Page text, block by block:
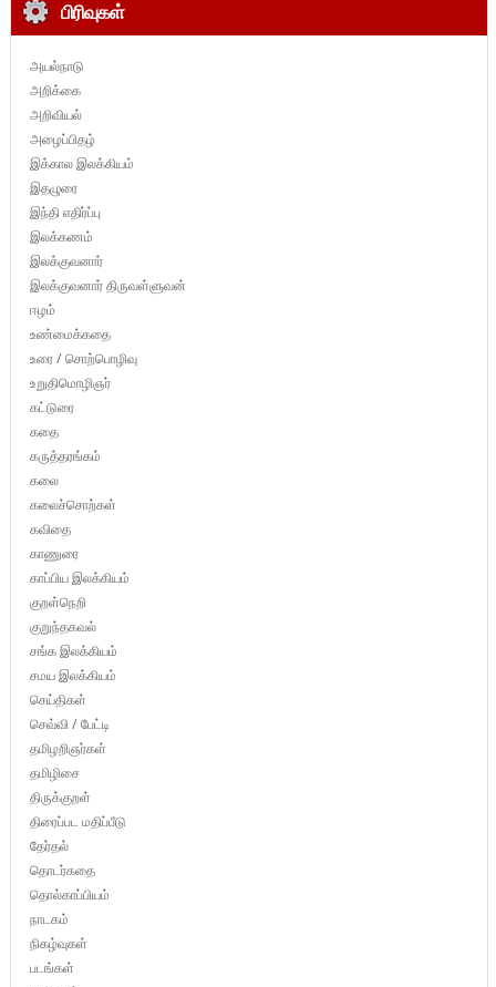
பிரிவுகள்
அயல்நாடு
அறிக்கை
அறிவியல்
அழைப்பிதழ்
இக்கால இலக்கியம்
இதழுரை
இந்தி எதிர்ப்பு
இலக்கணம்
இலக்குவனார்
இலக்குவனார் திருவள்ளுவன்
ஈழம்
உண்மைக்கதை
உரை / சொற்பொழிவு
உறுதிமொழிஞர்
கட்டுரை
கதை
கருத்தரங்கம்
கலை
கலைச்சொற்கள்
கவிதை
காணுரை
காப்பிய இலக்கியம்
குறள்நெறி
குறுந்தகவல்
சங்க இலக்கியம்
சமய இலக்கியம்
செய்திகள்
செவ்வி / பேட்டி
தமிழறிஞர்கள்
தமிழிசை
திருக்குறள்
திரைப்பட மதிப்பீடு
தேர்தல்
தொடர்கதை
தொல்காப்பியம்
நாடகம்
நிகழ்வுகள்
படங்கள்